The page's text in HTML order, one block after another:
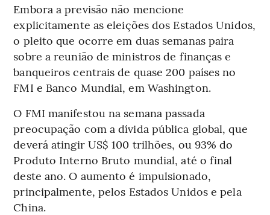
Embora a previsão não mencione
explicitamente as eleições dos Estados Unidos,
o pleito que ocorre em duas semanas paira
sobre a reunião de ministros de finanças e
banqueiros centrais de quase 200 países no
FMI e Banco Mundial, em Washington.
O FMI manifestou na semana passada
preocupação com a dívida pública global, que
deverá atingir US$ 100 trilhões, ou 93% do
Produto Interno Bruto mundial, até o final
deste ano. O aumento é impulsionado,
principalmente, pelos Estados Unidos e pela
China.